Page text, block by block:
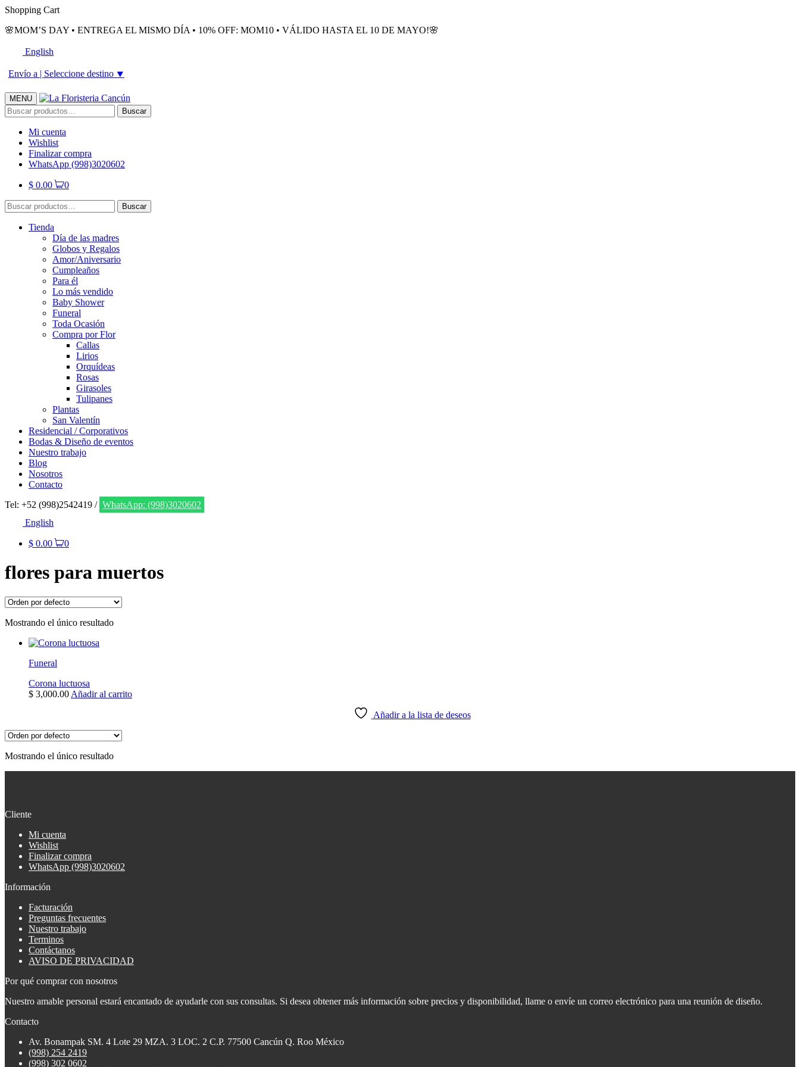
Skip
navigation
Skip
content
Shopping Cart
🌸MOM’S DAY • ENTREGA EL MISMO DÍA • 10% OFF: MOM10 • VÁLIDO HASTA EL 10 DE MAYO!🌸
English
Envío a | Seleccione destino ⯆
MENU
Buscar
por:
Buscar
Mi cuenta
Wishlist
Finalizar compra
WhatsApp (998)3020602
$ 0.00
0
Buscar
por:
Buscar
Tienda
Día de las madres
Globos y Regalos
Amor/Aniversario
Cumpleaños
Para él
Lo más vendido
Baby Shower
Funeral
Toda Ocasión
Compra por Flor
Callas
Lirios
Orquídeas
Rosas
Girasoles
Tulipanes
Plantas
San Valentín
Residencial / Corporativos
Bodas & Diseño de eventos
Nuestro trabajo
Blog
Nosotros
Contacto
Tel: +52 (998)2542419 / WhatsApp: (998)3020602
English
$ 0.00 0
flores para muertos
Mostrando el único resultado
Funeral
Corona luctuosa
$ 3,000.00 Añadir al carrito
Añadir a la lista de deseos
Mostrando el único resultado
Cliente
Mi cuenta
Wishlist
Finalizar compra
WhatsApp (998)3020602
Información
Facturación
Preguntas frecuentes
Nuestro trabajo
Terminos
Contáctanos
AVISO DE PRIVACIDAD
Por qué comprar con nosotros
Nuestro amable personal estará encantado de ayudarle con sus consultas. Si desea obtener más información sobre precios y disponibilidad, llame o envíe un correo electrónico para una reunión de diseño.
Contacto
Av. Bonampak SM. 4 Lote 29 MZA. 3 LOC. 2 C.P. 77500 Cancún Q. Roo México
(998) 254 2419
(998) 302 0602